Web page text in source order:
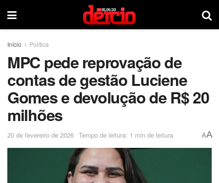
Início Política
MPC pede reprovação de
contas de gestão Luciene
Gomes e devolução de R$ 20
milhões
20 de fevereiro de 2026 Tempo de leitura: 1 min de leitura AA